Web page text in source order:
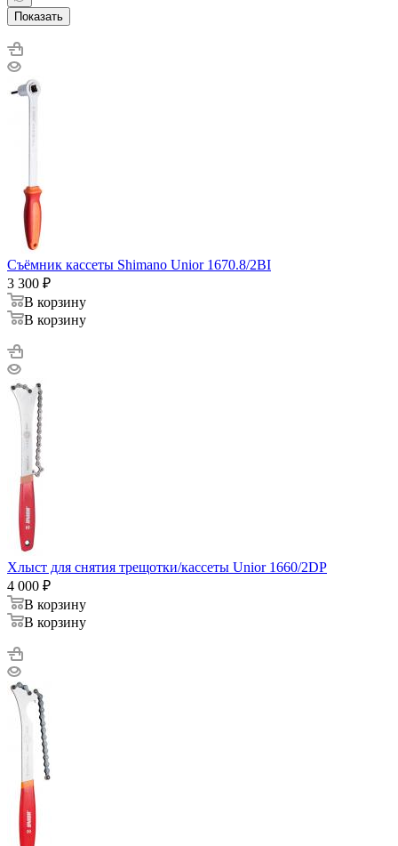
Показать
Съёмник кассеты Shimano Unior 1670.8/2BI
3 300 ₽
В корзину
В корзину
Хлыст для снятия трещотки/кассеты Unior 1660/2DP
4 000 ₽
В корзину
В корзину